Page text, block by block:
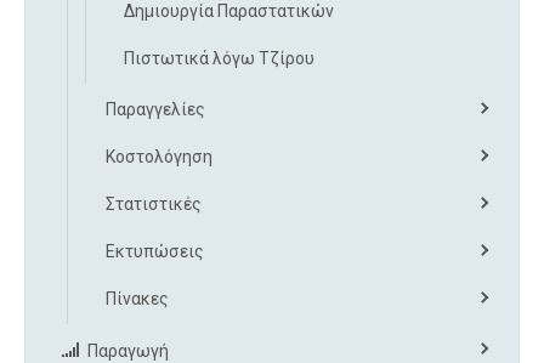
Δημιουργία Παραστατικών
Πιστωτικά λόγω Τζίρου
Παραγγελίες
Κοστολόγηση
Στατιστικές
Εκτυπώσεις
Πίνακες
Παραγωγή